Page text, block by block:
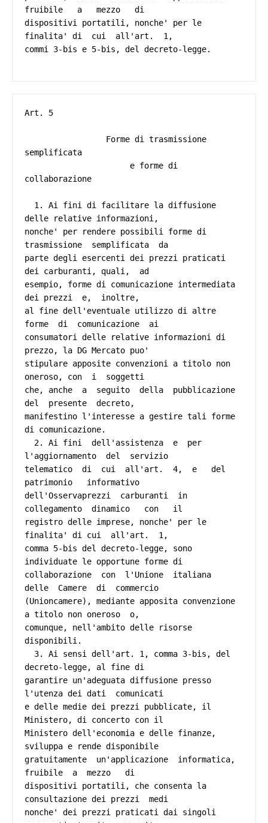
fruibile   a   mezzo   di
dispositivi portatili, nonche' per le
finalita' di  cui  all'art.  1,
commi 3-bis e 5-bis, del decreto-legge.
Art. 5
semplificata
collaborazione
delle relative informazioni,
nonche' per rendere possibili forme di
trasmissione  semplificata  da
parte degli esercenti dei prezzi praticati
dei carburanti, quali,  ad
esempio, forme di comunicazione intermediata
dei prezzi  e,  inoltre,
al fine dell'eventuale utilizzo di altre
forme  di  comunicazione  ai
consumatori delle relative informazioni di
prezzo, la DG Mercato puo'
stipulare apposite convenzioni a titolo non
oneroso, con  i  soggetti
che, anche  a  seguito  della  pubblicazione
del  presente  decreto,
manifestino l'interesse a gestire tali forme
di comunicazione.
l'aggiornamento  del  servizio
telematico  di  cui  all'art.  4,  e   del
patrimonio   informativo
dell'Osservaprezzi  carburanti  in
collegamento  dinamico   con   il
registro delle imprese, nonche' per le
finalita' di cui  all'art.  1,
comma 5-bis del decreto-legge, sono
individuate le opportune forme di
collaborazione  con  l'Unione  italiana
delle  Camere  di  commercio
(Unioncamere), mediante apposita convenzione
a titolo non oneroso  o,
comunque, nell'ambito delle risorse
disponibili.
decreto-legge, al fine di
garantire un'adeguata diffusione presso
l'utenza dei dati  comunicati
e delle medie dei prezzi pubblicate, il
Ministero, di concerto con il
Ministero dell'economia e delle finanze,
sviluppa e rende disponibile
gratuitamente  un'applicazione  informatica,
fruibile  a  mezzo   di
dispositivi portatili, che consenta la
consultazione dei prezzi  medi
nonche' dei prezzi praticati dai singoli